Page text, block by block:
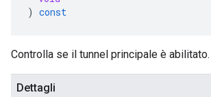
) const
Controlla se il tunnel principale è abilitato.
Dettagli